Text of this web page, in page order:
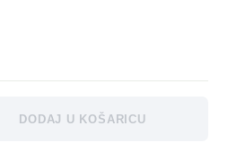
majica REGATTA TECH T
DODAJ U KOŠARICU